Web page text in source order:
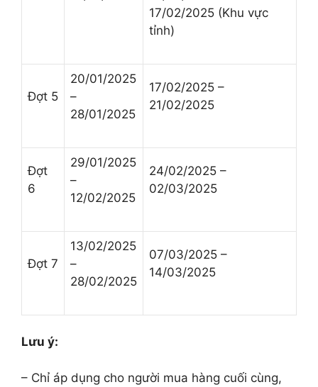
17/02/2025 (Khu vực
tỉnh)
Đợt 5
20/01/2025
–
28/01/2025
17/02/2025 –
21/02/2025
Đợt
6
29/01/2025
–
12/02/2025
24/02/2025 –
02/03/2025
Đợt 7
13/02/2025
–
28/02/2025
07/03/2025 –
14/03/2025
Lưu ý:
– Chỉ áp dụng cho người mua hàng cuối cùng,